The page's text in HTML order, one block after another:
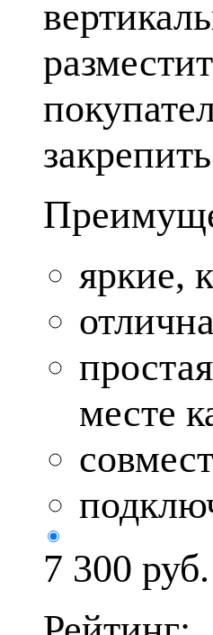
яркие,
месте
7 300 руб.